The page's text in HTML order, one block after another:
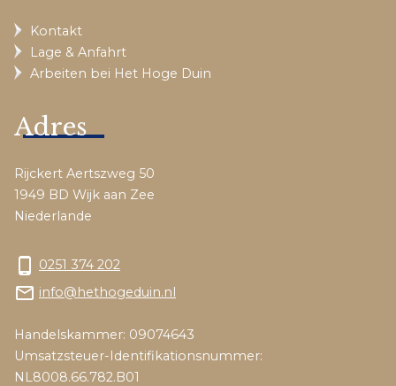
Kontakt
Lage & Anfahrt
Arbeiten bei Het Hoge Duin
Adres
Rijckert Aertszweg 50
1949 BD Wijk aan Zee
Niederlande
phone_android 0251 374 202
mail_outline info@hethogeduin.nl
Handelskammer: 09074643
Umsatzsteuer-Identifikationsnummer:
NL8008.66.782.B01